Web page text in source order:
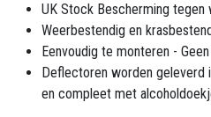
UK Stock Bescherming tegen
Weerbestendig en
Eenvoudig te monteren -
Deflectoren worden geleverd
en compleet met